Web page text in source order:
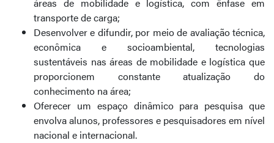
áreas de mobilidade e logística, com ênfase em
transporte de carga;
Desenvolver e difundir, por meio de avaliação técnica,
econômica e socioambiental, tecnologias
sustentáveis nas áreas de mobilidade e logística que
proporcionem constante atualização do
conhecimento na área;
Oferecer um espaço dinâmico para pesquisa que
envolva alunos, professores e pesquisadores em nível
nacional e internacional.